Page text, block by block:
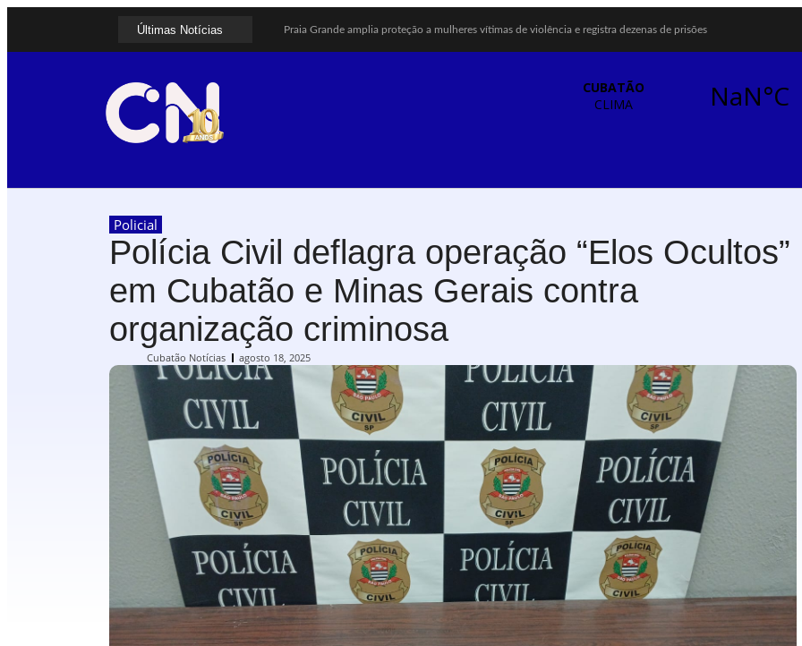
Últimas Notícias
Praia Grande amplia proteção a mulheres vítimas de violência e registra dezenas de prisões
Cubatão terá câmeras com transmissão ao vivo de pontos turísticos pela internet
Guarujá cria força-tarefa para enfrentar crise no abastecimento de água
Policial
Polícia Civil deflagra operação “Elos Ocultos”
em Cubatão e Minas Gerais contra
organização criminosa
Cubatão Notícias agosto 18, 2025